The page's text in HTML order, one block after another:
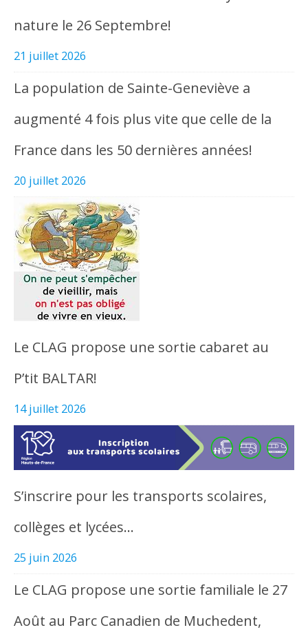
nature le 26 Septembre!
21 juillet 2026
La population de Sainte-Geneviève a
augmenté 4 fois plus vite que celle de la
France dans les 50 dernières années!
20 juillet 2026
Le CLAG propose une sortie cabaret au
P’tit BALTAR!
14 juillet 2026
S’inscrire pour les transports scolaires,
collèges et lycées…
25 juin 2026
Le CLAG propose une sortie familiale le 27
Août au Parc Canadien de Muchedent,